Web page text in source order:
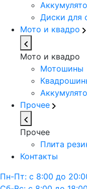
Диски для
Мото и квадро
Мото и квадро
Мотошины
Прочее
Прочее
Плита
Контакты
Пн-Пт: с 8:00 до